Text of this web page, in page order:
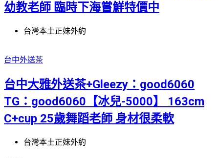
幼教老師 臨時下海嘗鮮特價中
台灣本土正妹外約
台中外送茶
台中大雅外送茶+Gleezy：good6060
TG：good6060【冰兒-5000】 163cm
C+cup 25歲舞蹈老師 身材很柔軟
台灣本土正妹外約